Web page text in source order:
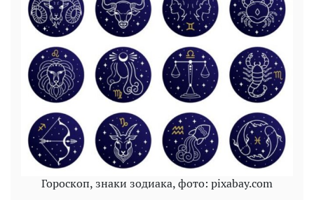
Гороскоп, знаки зодиака, фото: pixabay.com